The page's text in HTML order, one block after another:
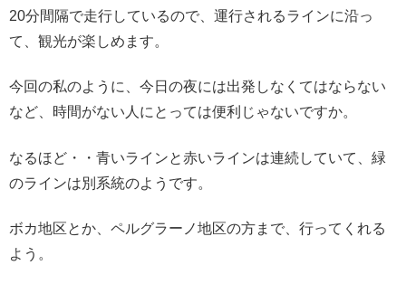
20分間隔で走行しているので、運行されるラインに沿っ
て、観光が楽しめます。
今回の私のように、今日の夜には出発しなくてはならない
など、時間がない人にとっては便利じゃないですか。
なるほど・・青いラインと赤いラインは連続していて、緑
のラインは別系統のようです。
ボカ地区とか、ペルグラーノ地区の方まで、行ってくれる
よう。